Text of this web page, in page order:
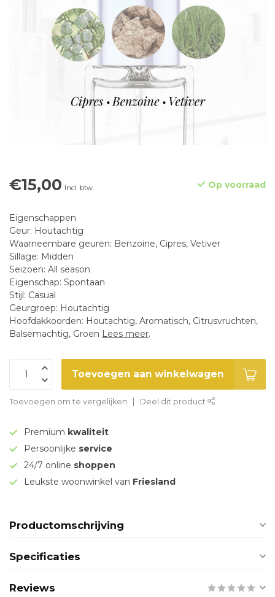
€15,00 Incl. btw Op voorraad
Eigenschappen
Geur: Houtachtig
Waarneembare geuren: Benzoine, Cipres, Vetiver
Sillage: Midden
Seizoen: All season
Eigenschap: Spontaan
Stijl: Casual
Geurgroep: Houtachtig
Hoofdakkoorden: Houtachtig, Aromatisch, Citrusvruchten,
Balsemachtig, Groen Lees meer.
Toevoegen aan winkelwagen
Toevoegen om te vergelijken Deel dit product
Premium kwaliteit
Persoonlijke service
24/7 online shoppen
Leukste woonwinkel van Friesland
Productomschrijving
Specificaties
Reviews